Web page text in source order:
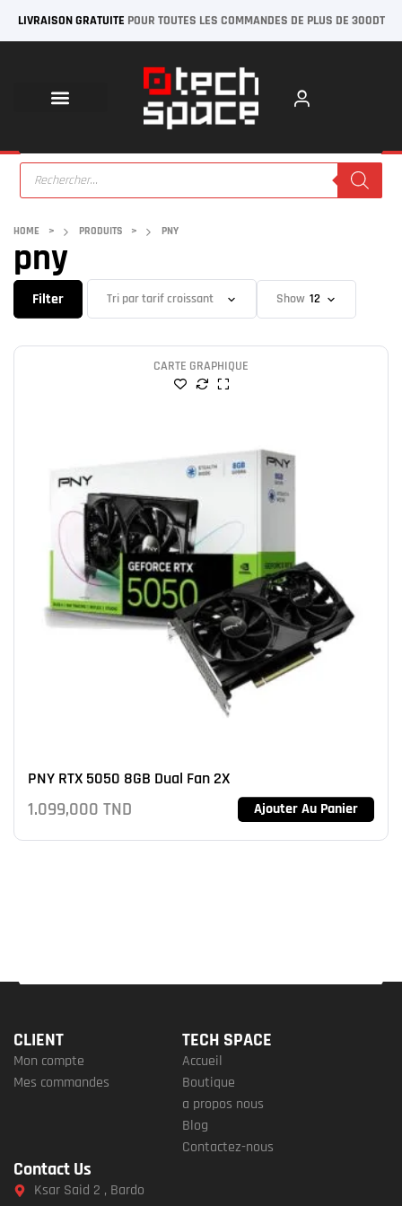
LIVRAISON GRATUITE POUR TOUTES LES COMMANDES DE PLUS DE 300DT
HOME > PRODUITS > PNY
pny
Filter Show
CARTE GRAPHIQUE
PNY RTX 5050 8GB Dual Fan 2X
1.099,000 TND Ajouter Au Panier
CLIENT
Mon compte
Mes commandes
TECH SPACE
Accueil
Boutique
a propos nous
Blog
Contactez-nous
Contact Us
Ksar Said 2 , Bardo